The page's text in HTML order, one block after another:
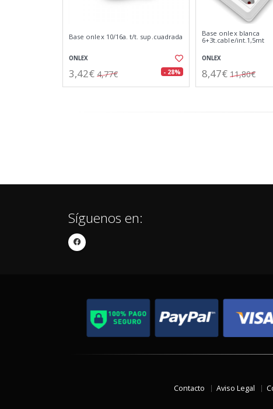
Base onlex 10/16a. t/t. sup.cuadrada
ONLEX
3,42€ 4,77€ - 28%
Base onlex blanca
6+3t.cable/int.1,5mt
ONLEX
8,47€ 11,80€
Síguenos en:
Contacto Aviso Legal